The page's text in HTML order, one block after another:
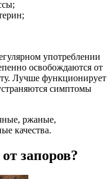
употреблении
освобождаются от
Лучше функционирует
симптомы
ржаные,
качества.
запоров?